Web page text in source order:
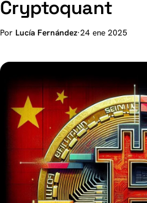
Cryptoquant
Por Lucía Fernández·24 ene 2025